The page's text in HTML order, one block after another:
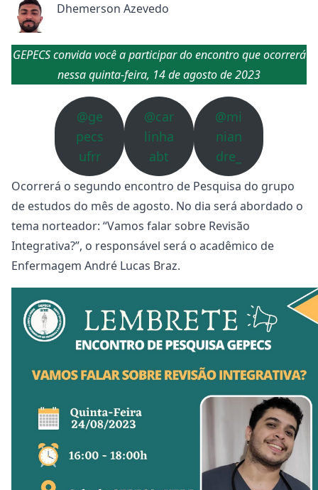
Dhemerson Azevedo
GEPECS convida você a participar do encontro que ocorrerá
nessa quinta-feira, 14 de agosto de 2023
@ge
pecs
ufrr
@car
linha
abt
@mi
nian
dre_
Ocorrerá o segundo encontro de Pesquisa do grupo
de estudos do mês de agosto. No dia será abordado o
tema norteador: “Vamos falar sobre Revisão
Integrativa?”, o responsável será o acadêmico de
Enfermagem André Lucas Braz.